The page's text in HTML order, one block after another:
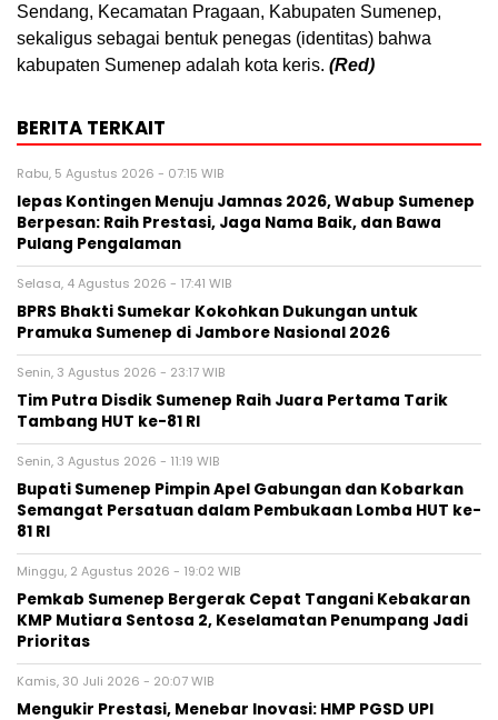
Sendang, Kecamatan Pragaan, Kabupaten Sumenep,
sekaligus sebagai bentuk penegas (identitas) bahwa
kabupaten Sumenep adalah kota keris. (Red)
BERITA TERKAIT
Rabu, 5 Agustus 2026 - 07:15 WIB
lepas Kontingen Menuju Jamnas 2026, Wabup Sumenep
Berpesan: Raih Prestasi, Jaga Nama Baik, dan Bawa
Pulang Pengalaman
Selasa, 4 Agustus 2026 - 17:41 WIB
BPRS Bhakti Sumekar Kokohkan Dukungan untuk
Pramuka Sumenep di Jambore Nasional 2026
Senin, 3 Agustus 2026 - 23:17 WIB
Tim Putra Disdik Sumenep Raih Juara Pertama Tarik
Tambang HUT ke-81 RI
Senin, 3 Agustus 2026 - 11:19 WIB
Bupati Sumenep Pimpin Apel Gabungan dan Kobarkan
Semangat Persatuan dalam Pembukaan Lomba HUT ke-
81 RI
Minggu, 2 Agustus 2026 - 19:02 WIB
Pemkab Sumenep Bergerak Cepat Tangani Kebakaran
KMP Mutiara Sentosa 2, Keselamatan Penumpang Jadi
Prioritas
Kamis, 30 Juli 2026 - 20:07 WIB
Mengukir Prestasi, Menebar Inovasi: HMP PGSD UPI